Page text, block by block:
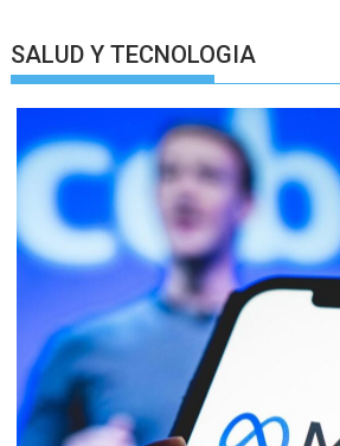
SALUD Y TECNOLOGIA